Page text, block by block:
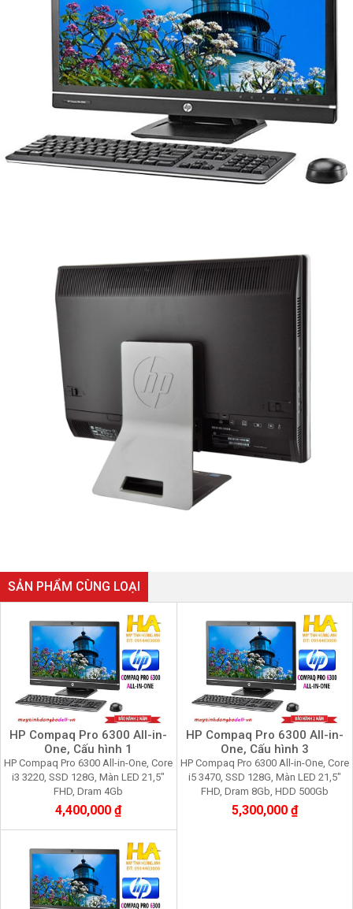
SẢN PHẨM CÙNG LOẠI
HP Compaq Pro 6300 All-in-
One, Cấu hình 1
HP Compaq Pro 6300 All-in-One, Core
i3 3220, SSD 128G, Màn LED 21,5"
FHD, Dram 4Gb
4,400,000 ₫
HP Compaq Pro 6300 All-in-
One, Cấu hình 3
HP Compaq Pro 6300 All-in-One, Core
i5 3470, SSD 128G, Màn LED 21,5"
FHD, Dram 8Gb, HDD 500Gb
5,300,000 ₫